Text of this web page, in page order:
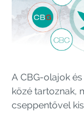
A CBG-olajok
közé tartoznak,
cseppentővel